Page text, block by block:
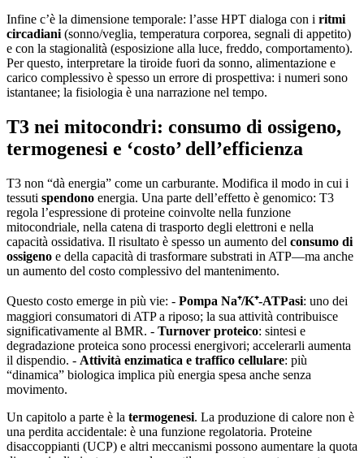
Infine c’è la dimensione temporale: l’asse HPT dialoga con i ritmi
circadiani (sonno/veglia, temperatura corporea, segnali di appetito)
e con la stagionalità (esposizione alla luce, freddo, comportamento).
Per questo, interpretare la tiroide fuori da sonno, alimentazione e
carico complessivo è spesso un errore di prospettiva: i numeri sono
istantanee; la fisiologia è una narrazione nel tempo.
T3 nei mitocondri: consumo di ossigeno,
termogenesi e ‘costo’ dell’efficienza
T3 non “dà energia” come un carburante. Modifica il modo in cui i
tessuti spendono energia. Una parte dell’effetto è genomico: T3
regola l’espressione di proteine coinvolte nella funzione
mitocondriale, nella catena di trasporto degli elettroni e nella
capacità ossidativa. Il risultato è spesso un aumento del consumo di
ossigeno e della capacità di trasformare substrati in ATP—ma anche
un aumento del costo complessivo del mantenimento.
Questo costo emerge in più vie: - Pompa Na⁺/K⁺-ATPasi: uno dei
maggiori consumatori di ATP a riposo; la sua attività contribuisce
significativamente al BMR. - Turnover proteico: sintesi e
degradazione proteica sono processi energivori; accelerarli aumenta
il dispendio. - Attività enzimatica e traffico cellulare: più
“dinamica” biologica implica più energia spesa anche senza
movimento.
Un capitolo a parte è la termogenesi. La produzione di calore non è
una perdita accidentale: è una funzione regolatoria. Proteine
disaccoppianti (UCP) e altri meccanismi possono aumentare la quota